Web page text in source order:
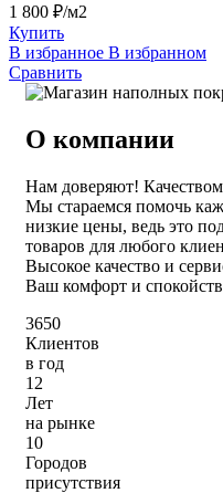
1 800 ₽/м2
Купить
В избранное В избранном
Сравнить
О компании
Нам доверяют!
Мы стараемся помочь
низкие цены, ведь это
товаров для любого
Высокое качество и
Ваш комфорт и
3650
Клиентов
в год
12
Лет
на рынке
10
Городов
присутствия